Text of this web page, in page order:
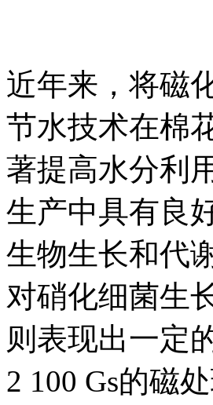
近年来，将磁
节水技术在棉
著提高水分利
生产中具有良
生物生长和代
对硝化细菌生
则表现出一定
2 100 Gs的磁